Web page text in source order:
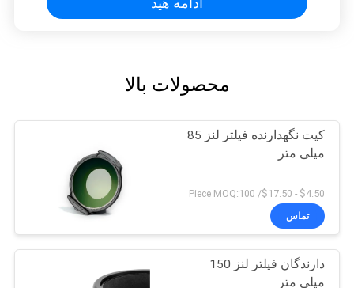
محصولات بالا
کیت نگهدارنده فیلتر لنز 85
میلی متر
$4.50 - $17.50/ Piece MOQ:100
تماس
دارندگان فیلتر لنز 150
میلی متر